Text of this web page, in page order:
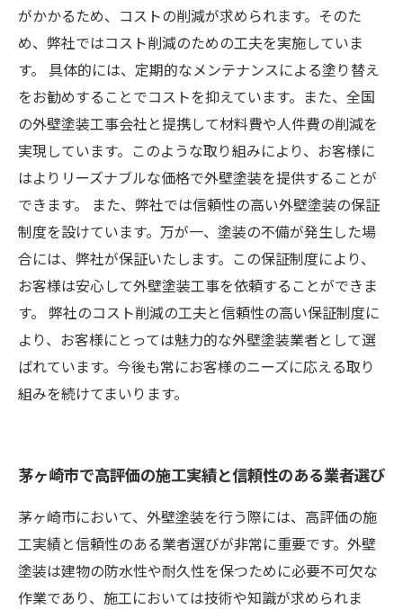
がかかるため、コストの削減が求められます。そのた
め、弊社ではコスト削減のための工夫を実施していま
す。 具体的には、定期的なメンテナンスによる塗り替え
をお勧めすることでコストを抑えています。また、全国
の外壁塗装工事会社と提携して材料費や人件費の削減を
実現しています。このような取り組みにより、お客様に
はよりリーズナブルな価格で外壁塗装を提供することが
できます。 また、弊社では信頼性の高い外壁塗装の保証
制度を設けています。万が一、塗装の不備が発生した場
合には、弊社が保証いたします。この保証制度により、
お客様は安心して外壁塗装工事を依頼することができま
す。 弊社のコスト削減の工夫と信頼性の高い保証制度に
より、お客様にとっては魅力的な外壁塗装業者として選
ばれています。今後も常にお客様のニーズに応える取り
組みを続けてまいります。
茅ヶ崎市で高評価の施工実績と信頼性のある業者選び
茅ヶ崎市において、外壁塗装を行う際には、高評価の施
工実績と信頼性のある業者選びが非常に重要です。外壁
塗装は建物の防水性や耐久性を保つために必要不可欠な
作業であり、施工においては技術や知識が求められま